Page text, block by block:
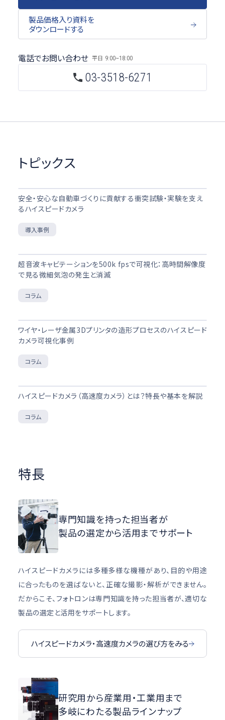
製品価格入り資料を
ダウンロードする
電話でお問い合わせ 平日 9:00~18:00
03-3518-6271
トピックス
安全・安心な自動車づくりに貢献する衝突試験・実験を支え
るハイスピードカメラ
導入事例
超音波キャビテーションを500k fpsで可視化：高時間解像度
で見る微細気泡の発生と消滅
コラム
ワイヤ・レーザ金属3Dプリンタの造形プロセスのハイスピード
カメラ可視化事例
コラム
ハイスピードカメラ（高速度カメラ）とは？特長や基本を解説
コラム
特長
専門知識を持った担当者が
製品の選定から活用までサポート
ハイスピードカメラには多種多様な機種があり、目的や用途
に合ったものを選ばないと、正確な撮影・解析ができません。
だからこそ、フォトロンは専門知識を持った担当者が、適切な
製品の選定と活用をサポートします。
ハイスピードカメラ・高速度カメラの選び方をみる
研究用から産業用・工業用まで
多岐にわたる製品ラインナップ